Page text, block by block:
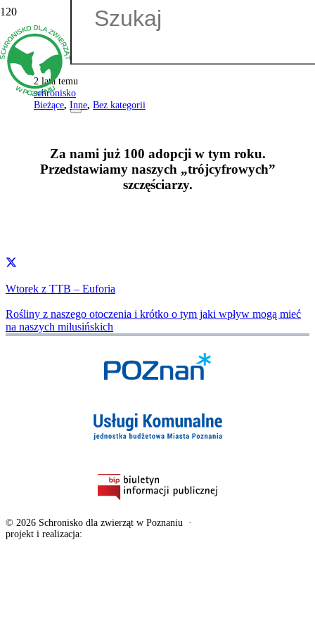
2 lata temu
schronisko
Bieżące, Inne, Bez kategorii
Za nami już 100 adopcji w tym roku.
Przedstawiamy naszych „trójcyfrowych”
szczęściarzy.
Wtorek z TTB – Euforia
Rośliny z naszego otoczenia i krótko o tym jaki wpływ mogą mieć
na naszych milusińskich
© 2026 Schronisko dla zwierząt w Poznaniu ·
projekt i realizacja: